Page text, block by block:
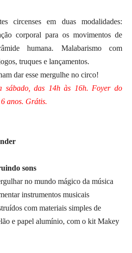
circenses em duas modalidades:
corporal para os movimentos de
humana. Malabarismo com
truques e lançamentos.
dar esse mergulhe no circo!
sábado, das 14h às 16h. Foyer do
anos. Grátis.
sons
no mundo mágico da música
instrumentos musicais
com materiais simples de
e papel alumínio, com o kit Makey